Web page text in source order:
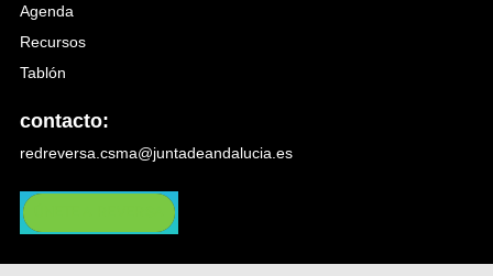
Agenda
Recursos
Tablón
contacto:
redreversa.csma@juntadeandalucia.es